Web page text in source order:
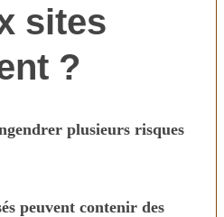
sites
?
plusieurs risques
peuvent contenir des